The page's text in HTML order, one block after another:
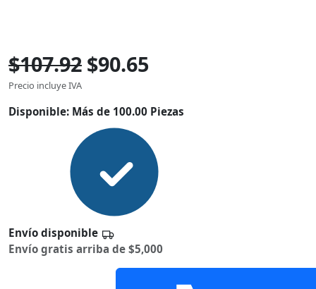
$107.92 $90.65
Precio incluye IVA
Disponible: Más de 100.00 Piezas
Envío disponible
Envío gratis arriba de $5,000